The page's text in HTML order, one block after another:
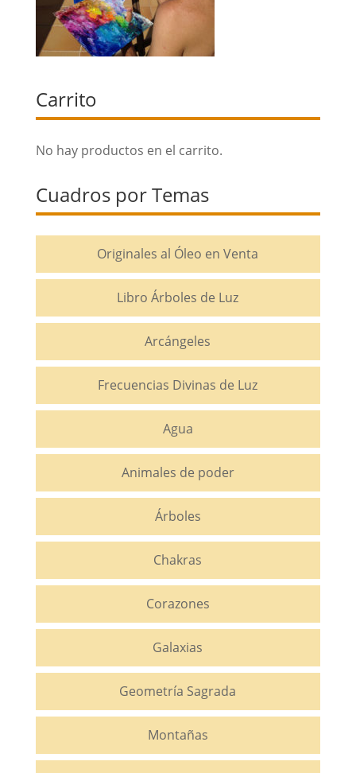
Carrito
No hay productos en el carrito.
Cuadros por Temas
Originales al Óleo en Venta
Libro Árboles de Luz
Arcángeles
Frecuencias Divinas de Luz
Agua
Animales de poder
Árboles
Chakras
Corazones
Galaxias
Geometría Sagrada
Montañas